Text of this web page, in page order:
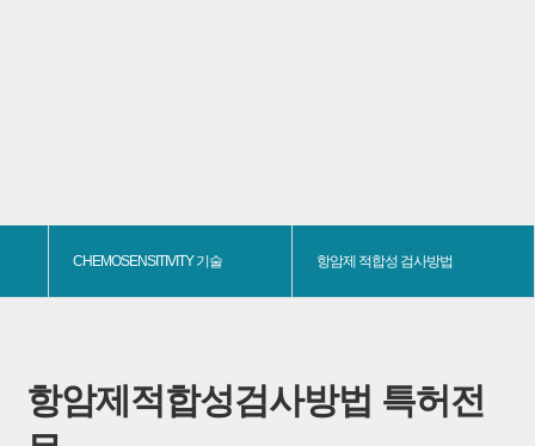
CHEMOSENSITIVITY 기술 항암제 적합성 검사방법
항암제적합성검사방법 특허전